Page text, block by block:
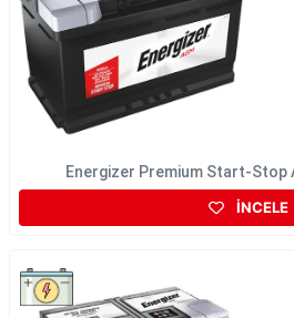
Energizer Premium Start-Stop
İNCELE